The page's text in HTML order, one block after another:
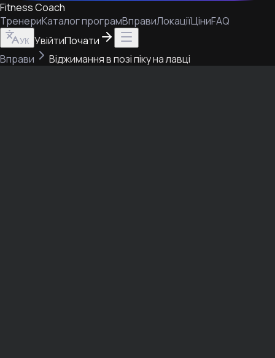
Fitness Coach
ТренериКаталог програмВправиЛокаціїЦіниFAQ
УК УвійтиПочати
Вправи
Віджимання в позі піку на лавці